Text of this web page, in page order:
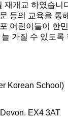
재개교 하였습니
등의 교육을 통
어린이들이 한
가질 수 있도록
Korean School)
EX4 3AT